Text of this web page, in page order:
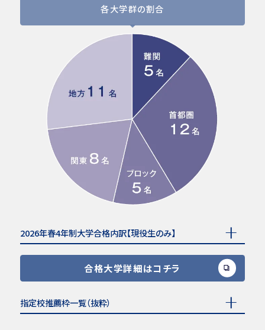
各大学群の割合
2026年春4年制大学合格内訳【現役生のみ】
合格大学詳細はコチラ
指定校推薦枠一覧（抜粋）